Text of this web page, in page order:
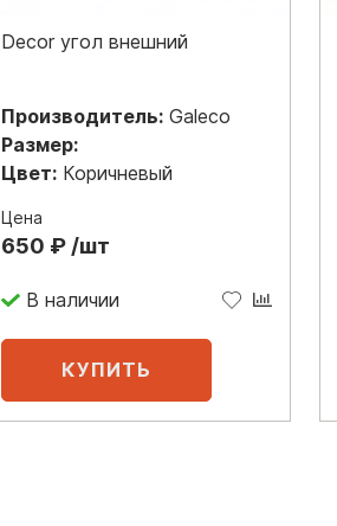
Decor угол внешний
Производитель: Galeco
Размер:
Цвет: Коричневый
Цена
650 ₽ /шт
В наличии